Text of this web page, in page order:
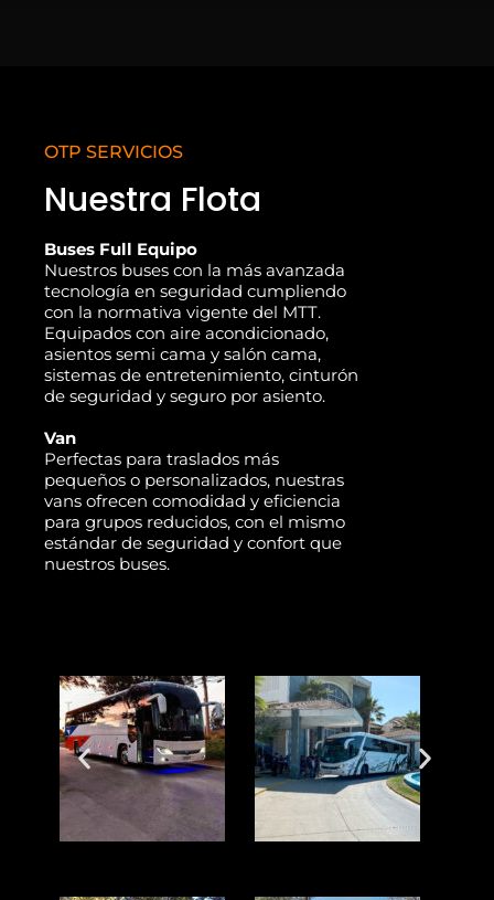
OTP SERVICIOS
Nuestra Flota
Buses Full Equipo
Nuestros buses con la más avanzada
tecnología en seguridad cumpliendo
con la normativa vigente del MTT.
Equipados con aire acondicionado,
asientos semi cama y salón cama,
sistemas de entretenimiento, cinturón
de seguridad y seguro por asiento.
Van
Perfectas para traslados más
pequeños o personalizados, nuestras
vans ofrecen comodidad y eficiencia
para grupos reducidos, con el mismo
estándar de seguridad y confort que
nuestros buses.